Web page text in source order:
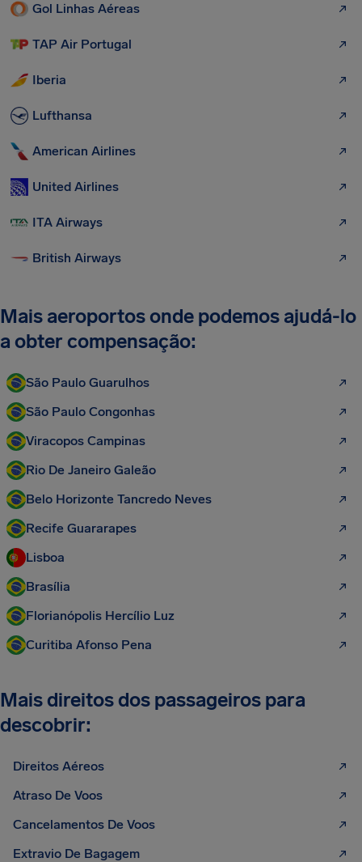
Gol Linhas Aéreas
TAP Air Portugal
Iberia
Lufthansa
American Airlines
United Airlines
ITA Airways
British Airways
Mais aeroportos onde podemos ajudá-lo
a obter compensação:
São Paulo Guarulhos
São Paulo Congonhas
Viracopos Campinas
Rio De Janeiro Galeão
Belo Horizonte Tancredo Neves
Recife Guararapes
Lisboa
Brasília
Florianópolis Hercílio Luz
Curitiba Afonso Pena
Mais direitos dos passageiros para
descobrir:
Direitos Aéreos
Atraso De Voos
Cancelamentos De Voos
Extravio De Bagagem